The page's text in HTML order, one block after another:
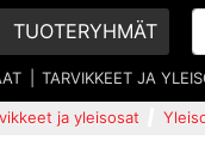
TUOTERYHMÄT
TARVIKKEET JA
ja yleisosat